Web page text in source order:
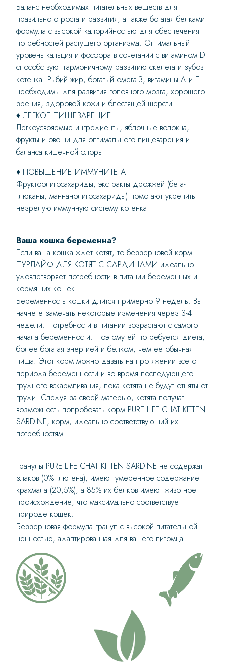
Баланс необходимых питательных веществ для
правильного роста и развития, а также богатая белками
формула с высокой калорийностью для обеспечения
потребностей растущего организма. Оптимальный
уровень кальция и фосфора в сочетании с витамином D
способствуют гармоничному развитию скелета и зубов
котенка. Рыбий жир, богатый омега-3, витамины А и Е
необходимы для развития головного мозга, хорошего
зрения, здоровой кожи и блестящей шерсти.
♦ ЛЕГКОЕ ПИЩЕВАРЕНИЕ
Легкоусвояемые ингредиенты, яблочные волокна,
фрукты и овощи для оптимального пищеварения и
баланса кишечной флоры
♦ ПОВЫШЕНИЕ ИММУНИТЕТА
Фруктоолигосахариды, экстракты дрожжей (бета-
глюканы, маннанолигосахариды) помогают укрепить
незрелую иммунную систему котенка
Ваша кошка беременна?
Если ваша кошка ждет котят, то беззерновой корм
ПУРЛАЙФ ДЛЯ КОТЯТ С САРДИНАМИ идеально
удовлетворяет потребности в питании беременных и
кормящих кошек .
Беременность кошки длится примерно 9 недель. Вы
начнете замечать некоторые изменения через 3-4
недели. Потребности в питании возрастают с самого
начала беременности. Поэтому ей потребуется диета,
более богатая энергией и белком, чем ее обычная
пища. Этот корм можно давать на протяжении всего
периода беременности и во время последующего
грудного вскармливания, пока котята не будут отняты от
груди. Следуя за своей матерью, котята получат
возможность попробовать корм PURE LIFE CHAT KITTEN
SARDINE, корм, идеально соответствующий их
потребностям.
Гранулы PURE LIFE CHAT KITTEN SARDINE не содержат
злаков (0% глютена), имеют умеренное содержание
крахмала (20,5%), а 85% их белков имеют животное
происхождение, что максимально соответствует
природе кошек.
Беззерновая формула гранул с высокой питательной
ценностью, адаптированная для вашего питомца.